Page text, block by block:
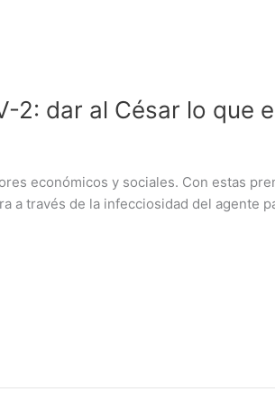
2: dar al César lo que
económicos y sociales. Con estas
a través de la infecciosidad del agente